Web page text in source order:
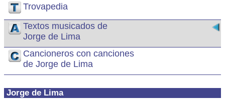
Trovapedia
Textos musicados de
Jorge de Lima
Cancioneros con canciones
de Jorge de Lima
Jorge de Lima